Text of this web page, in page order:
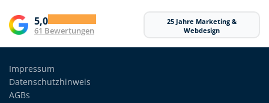
5,0
61 Bewertungen
25 Jahre Marketing &
Webdesign
Impressum
Datenschutzhinweis
AGBs